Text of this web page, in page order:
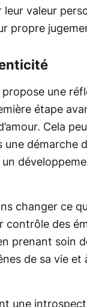
valeur
propre
une
étape
Cela
démarche
changer ce
contrôle des
prenant soin
de sa vie
une